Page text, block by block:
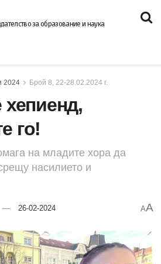
за образование и наука
2024 Брой 8, 22-28.02.2024 г.
хепиенд,
го!
на младите хора да
насилието и
26-02-2024 AA